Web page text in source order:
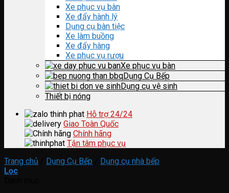
Xe phục vụ bàn
Xe đẩy hành lý
Dụng cụ bàn tiệc
Xe làm buồng
Xe đẩy hàng
Xe phục vụ rượu
Xe phục vụ bàn
Dụng Cụ Bếp
Dụng cụ vệ sinh
Thiết bị nóng
Hỗ trợ 24/24
Giao Toàn Quốc
Chính hãng
Tận tâm phục vụ
Trang chủ
Dụng Cụ Bếp
Dụng cụ nhà bếp
Lọc